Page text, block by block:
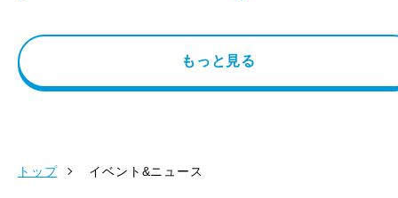
もっと見る
トップ イベント&ニュース